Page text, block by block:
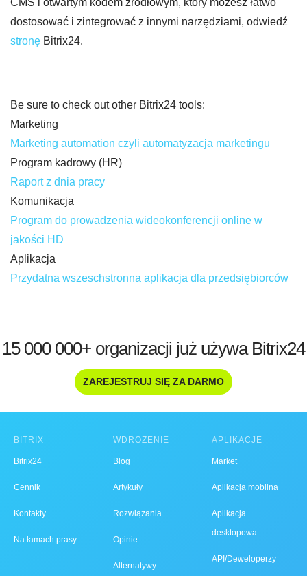
CMS i otwartym kodem źródłowym, który możesz łatwo
dostosować i zintegrować z innymi narzędziami, odwiedź
stronę Bitrix24.
Be sure to check out other Bitrix24 tools:
Marketing
Marketing automation czyli automatyzacja marketingu
Program kadrowy (HR)
Raport z dnia pracy
Komunikacja
Program do prowadzenia wideokonferencji online w
jakości HD
Aplikacja
Przydatna wszeschstronna aplikacja dla przedsiębiorców
15 000 000+ organizacji już używa Bitrix24
ZAREJESTRUJ SIĘ ZA DARMO
BITRIX
Bitrix24
Cennik
Kontakty
Na łamach prasy
WDROŻENIE
Blog
Artykuły
Rozwiązania
Opinie
Alternatywy
APLIKACJE
Market
Aplikacja mobilna
Aplikacja
desktopowa
API/Deweloperzy